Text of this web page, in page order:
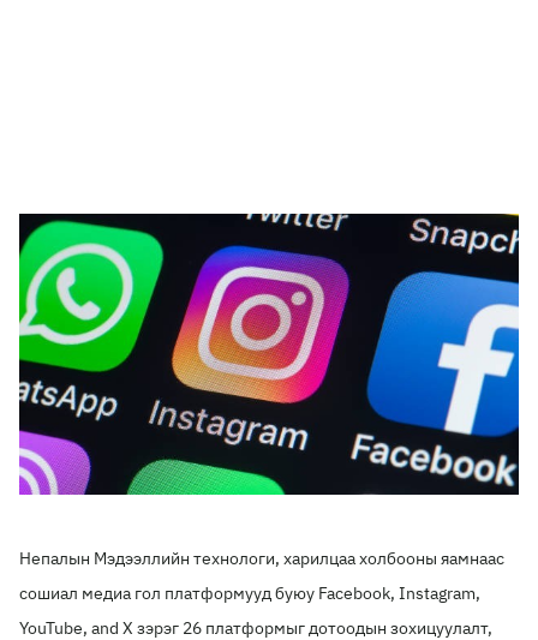
Непалын Мэдээллийн технологи, харилцаа холбооны яамнаас
сошиал медиа гол платформууд буюу Facebook, Instagram,
YouTube, and X зэрэг 26 платформыг дотоодын зохицуулалт,